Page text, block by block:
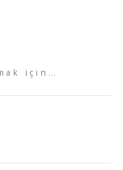
için…